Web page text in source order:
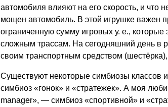
автомобиля влияют на его скорость, и
мощен автомобиль. В этой игрушке важен
ограниченную сумму игровых у. е., которые
сложным трассам. На сегодняшний день в
своим транспортным средством
Существуют некоторые симбиозы классов
симбиоз «гонок» и «стратежек». А моя
manager», — симбиоз «спортивной» и